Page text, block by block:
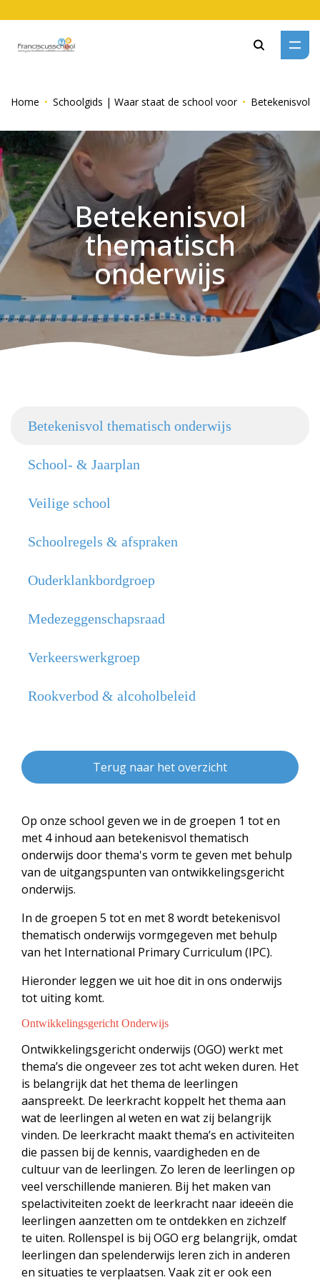
Zoeken
Home Schoolgids | Waar staat de school voor Betekenisvol
Betekenisvol
thematisch
onderwijs
Betekenisvol thematisch onderwijs
School- & Jaarplan
Veilige school
Schoolregels & afspraken
Ouderklankbordgroep
Medezeggenschapsraad
Verkeerswerkgroep
Rookverbod & alcoholbeleid
Terug naar het overzicht
Op onze school geven we in de groepen 1 tot en
met 4 inhoud aan betekenisvol thematisch
onderwijs door thema's vorm te geven met behulp
van de uitgangspunten van ontwikkelingsgericht
onderwijs.
In de groepen 5 tot en met 8 wordt betekenisvol
thematisch onderwijs vormgegeven met behulp
van het International Primary Curriculum (IPC).
Hieronder leggen we uit hoe dit in ons onderwijs
tot uiting komt.
Ontwikkelingsgericht Onderwijs
Ontwikkelingsgericht onderwijs (OGO) werkt met
thema’s die ongeveer zes tot acht weken duren. Het
is belangrijk dat het thema de leerlingen
aanspreekt. De leerkracht koppelt het thema aan
wat de leerlingen al weten en wat zij belangrijk
vinden. De leerkracht maakt thema’s en activiteiten
die passen bij de kennis, vaardigheden en de
cultuur van de leerlingen. Zo leren de leerlingen op
veel verschillende manieren. Bij het maken van
spelactiviteiten zoekt de leerkracht naar ideeën die
leerlingen aanzetten om te ontdekken en zichzelf
te uiten. Rollenspel is bij OGO erg belangrijk, omdat
leerlingen dan spelenderwijs leren zich in anderen
en situaties te verplaatsen. Vaak zit er ook een